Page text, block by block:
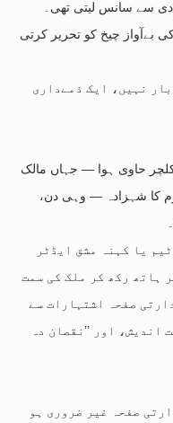
سے سانس لیتی تھی۔
بےآواز چیخ کو تحریر کرتی
نہیں، ایک ذمےداری
حاوی ہوا — جہاں مالک
روم کا شہزادہ — وہی دن،
یا کہنہ مشق ایڈٹر
ہاتھ رکھ کر ملک کی سمت
صفحہ اشتہارات سے
اور ’’نقصان دہ
صفحہ غیر ضروری ہو